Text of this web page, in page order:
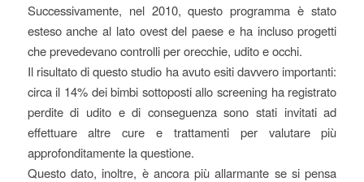
Successivamente, nel 2010, questo programma è stato
esteso anche al lato ovest del paese e ha incluso progetti
che prevedevano controlli per orecchie, udito e occhi.
Il risultato di questo studio ha avuto esiti davvero importanti:
circa il 14% dei bimbi sottoposti allo screening ha registrato
perdite di udito e di conseguenza sono stati invitati ad
effettuare altre cure e trattamenti per valutare più
approfonditamente la questione.
Questo dato, inoltre, è ancora più allarmante se si pensa